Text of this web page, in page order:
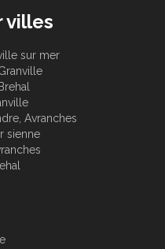
villes
sur mer
Avranches
sienne